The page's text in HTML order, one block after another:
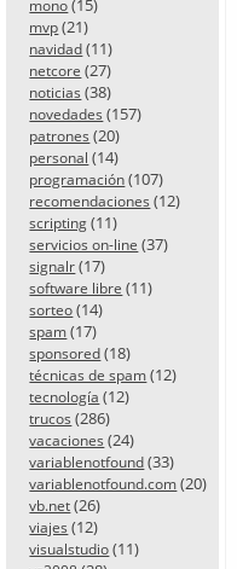
mono
mvp (21)
navidad (11)
netcore (27)
noticias (38)
novedades (157)
patrones (20)
personal (14)
programación (107)
recomendaciones (12)
scripting (11)
servicios on-line (37)
signalr (17)
software libre (11)
sorteo (14)
spam (17)
sponsored (18)
técnicas de spam (12)
tecnología (12)
trucos (286)
vacaciones (24)
variablenotfound (33)
variablenotfound.com (20)
vb.net (26)
viajes (12)
visualstudio (11)